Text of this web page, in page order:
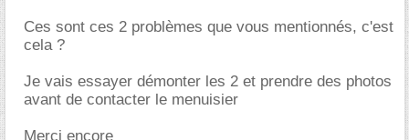
Ces sont ces 2 problèmes que vous mentionnés, c'est
cela ?
Je vais essayer démonter les 2 et prendre des photos
avant de contacter le menuisier
Merci encore